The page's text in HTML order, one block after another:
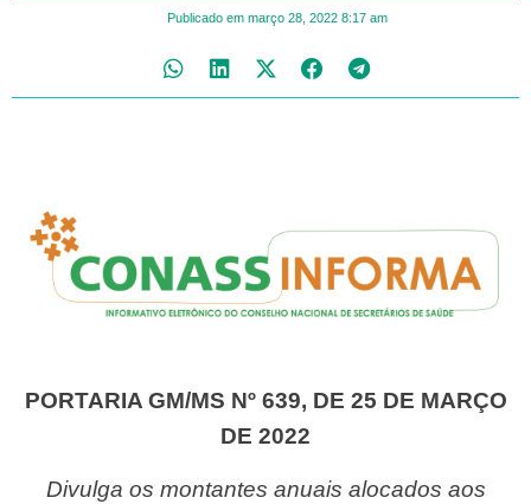
Publicado em março 28, 2022 8:17 am
PORTARIA GM/MS Nº 639, DE 25 DE MARÇO
DE 2022
Divulga os montantes anuais alocados aos